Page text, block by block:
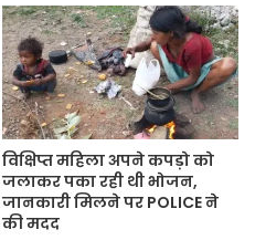
विक्षिप्त महिला अपने कपड़ो को
जलाकर पका रही थी भोजन,
जानकारी मिलने पर POLICE ने
की मदद